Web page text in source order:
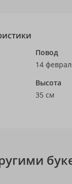
Повод
14
Высота
35 см